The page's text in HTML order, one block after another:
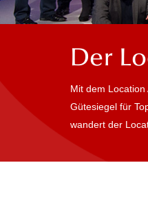
Der
Mit dem
Gütesiegel für
wandert der